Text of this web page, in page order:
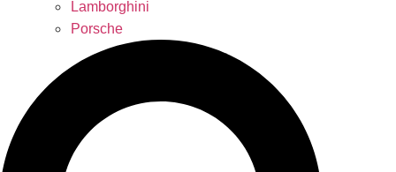
Lamborghini
Porsche